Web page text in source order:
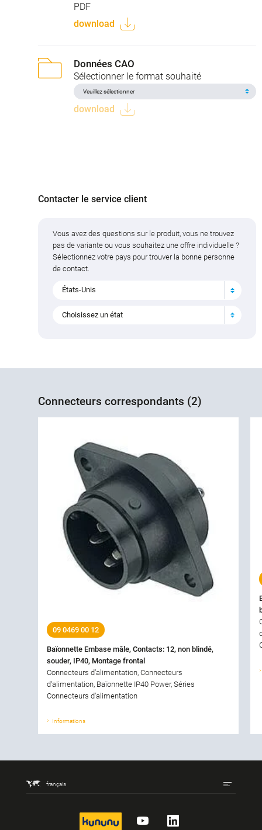
PDF
download
Données CAO
Sélectionner le format souhaité
download
Contacter le service client
Vous avez des questions sur le produit, vous ne trouvez
pas de variante ou vous souhaitez une offre individuelle ?
Sélectionnez votre pays pour trouver la bonne personne
de contact.
États-Unis
Choisissez un état
Connecteurs correspondants (2)
09 0469 00 12
Baïonnette Embase mâle, Contacts: 12, non blindé,
souder, IP40, Montage frontal
Connecteurs d‘alimentation, Connecteurs
d‘alimentation, Baïonnette IP40 Power, Séries
Connecteurs d‘alimentation
Informations
français
kununu YouTubeLinkedIn